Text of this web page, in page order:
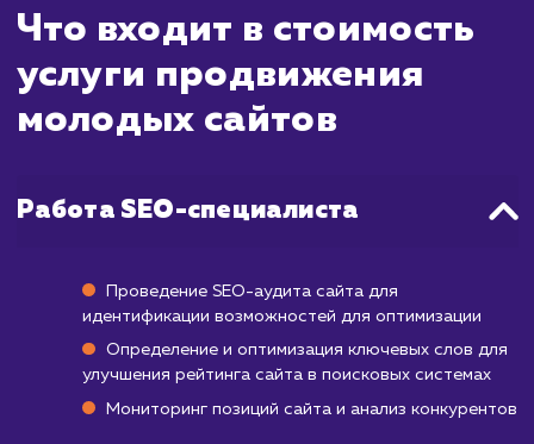
сайтов. Это связано с тем, что новые сайты
не успели обрести авторитет в
поисковых систем. Однако, несмотря на
первые результаты могут начать
полноценное продвижение в ТОП может
от 6 месяцев до года.
Учитывая особенности продвижения
сайтов, мы разрабатываем
стратегии, которые включают в себя не
работу с SEO, но и создание